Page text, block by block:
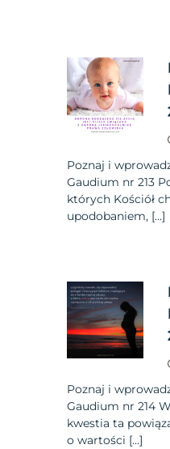
Poznaj i
Gaudium nr 213
których Kościół
upodobaniem, […]
Poznaj i
Gaudium nr 214
kwestia ta
o wartości […]